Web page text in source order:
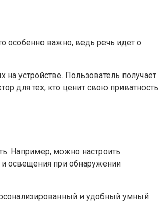
особенно важно, ведь речь идет о
устройстве. Пользователь получает
для тех, кто ценит свою приватность
Например, можно настроить
освещения при обнаружении
и удобный умный